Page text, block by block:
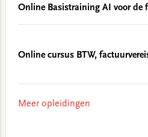
Online Basistraining AI voor de
Online cursus BTW,
Meer opleidingen